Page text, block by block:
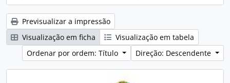
Previsualizar a impressão
Visualização em ficha
Visualização em tabela
Ordenar por ordem: Título
Direção: Descendente